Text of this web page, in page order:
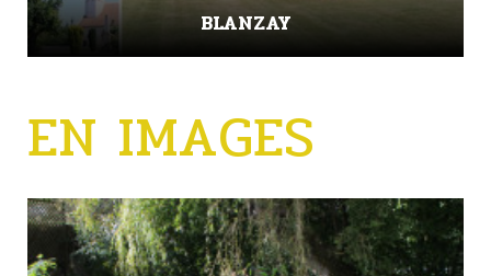
BLANZAY
EN IMAGES